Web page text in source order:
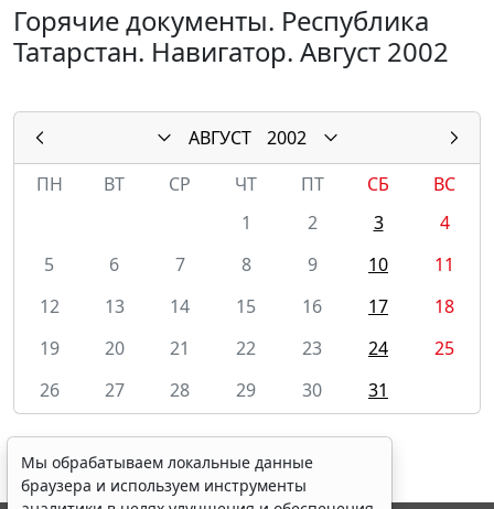
Горячие документы. Республика
Татарстан. Навигатор. Август 2002
АВГУСТ
2002
ПН
ВТ СР ЧТ ПТ СБ
ВС
1
2 3
4
5
6 7 8 9 10
11
12
13 14 15 16 17
18
19
20 21 22 23 24
25
26
27 28 29 30 31
Мы обрабатываем локальные данные
браузера и используем инструменты